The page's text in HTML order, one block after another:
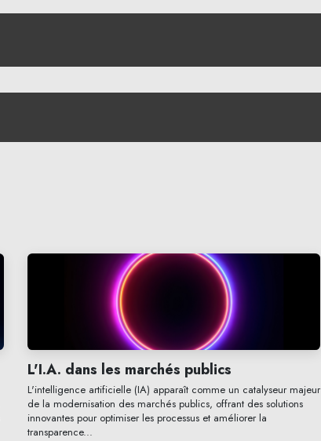
L'I.A. dans les marchés publics
L'intelligence artificielle (IA) apparaît comme un catalyseur majeur
de la modernisation des marchés publics, offrant des solutions
innovantes pour optimiser les processus et améliorer la
transparence...